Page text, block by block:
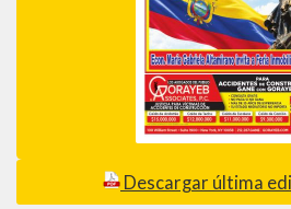
Descargar última